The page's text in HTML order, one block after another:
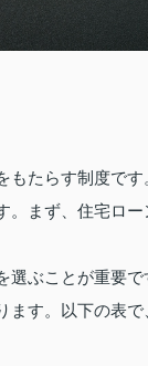
たらす制度で
。まず、住宅ロ
ぶことが重要
ます。以下の表